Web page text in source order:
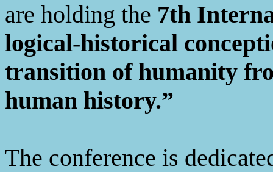
are holding the 7th
logical-historical
transition of humanity
human history.”
The conference is